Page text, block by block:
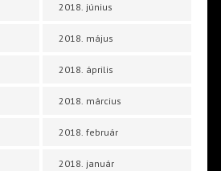
2018. június
2018. május
2018. április
2018. március
2018. február
2018. január